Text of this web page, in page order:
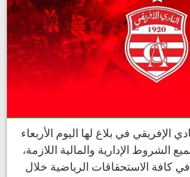
الإفريقي في بلاغ لها اليوم الأربعاء
الشروط الإدارية والمالية اللازمة،
كافة الاستحقاقات الرياضية خلال